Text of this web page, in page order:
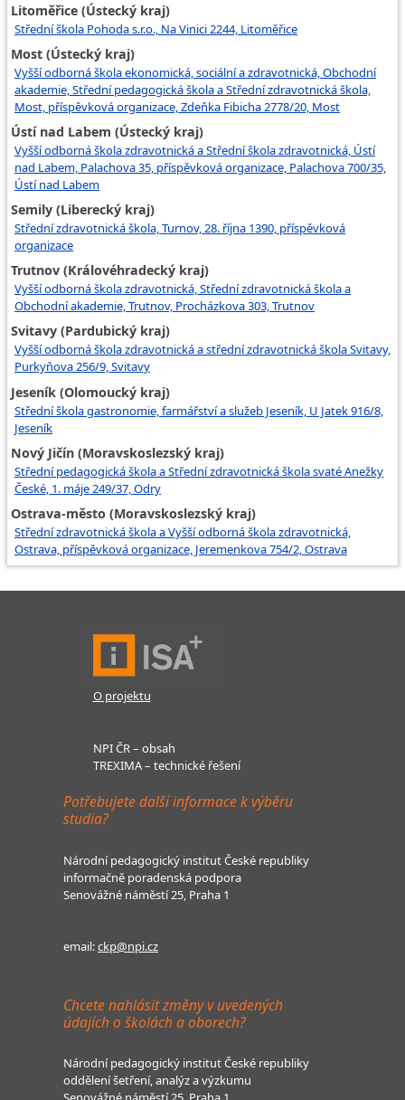
Litoměřice (Ústecký kraj)
Střední škola Pohoda s.r.o., Na Vinici 2244, Litoměřice
Most (Ústecký kraj)
Vyšší odborná škola ekonomická, sociální a zdravotnická, Obchodní
akademie, Střední pedagogická škola a Střední zdravotnická škola,
Most, příspěvková organizace, Zdeňka Fibicha 2778/20, Most
Ústí nad Labem (Ústecký kraj)
Vyšší odborná škola zdravotnická a Střední škola zdravotnická, Ústí
nad Labem, Palachova 35, příspěvková organizace, Palachova 700/35,
Ústí nad Labem
Semily (Liberecký kraj)
Střední zdravotnická škola, Turnov, 28. října 1390, příspěvková
organizace
Trutnov (Královéhradecký kraj)
Vyšší odborná škola zdravotnická, Střední zdravotnická škola a
Obchodní akademie, Trutnov, Procházkova 303, Trutnov
Svitavy (Pardubický kraj)
Vyšší odborná škola zdravotnická a střední zdravotnická škola Svitavy,
Purkyňova 256/9, Svitavy
Jeseník (Olomoucký kraj)
Střední škola gastronomie, farmářství a služeb Jeseník, U Jatek 916/8,
Jeseník
Nový Jičín (Moravskoslezský kraj)
Střední pedagogická škola a Střední zdravotnická škola svaté Anežky
České, 1. máje 249/37, Odry
Ostrava-město (Moravskoslezský kraj)
Střední zdravotnická škola a Vyšší odborná škola zdravotnická,
Ostrava, příspěvková organizace, Jeremenkova 754/2, Ostrava
O projektu
NPI ČR – obsah
TREXIMA – technické řešení
Potřebujete další informace k výběru
studia?
Národní pedagogický institut České republiky
informačně poradenská podpora
Senovážné náměstí 25, Praha 1
email:ckp@npi.cz
Chcete nahlásit změny v uvedených
údajích o školách a oborech?
Národní pedagogický institut České republiky
oddělení šetření, analýz a výzkumu